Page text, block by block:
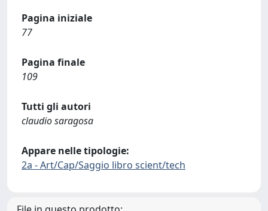
Pagina iniziale
77
Pagina finale
109
Tutti gli autori
claudio saragosa
Appare nelle tipologie:
2a - Art/Cap/Saggio libro scient/tech